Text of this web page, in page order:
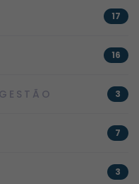
17
16
3
7
3